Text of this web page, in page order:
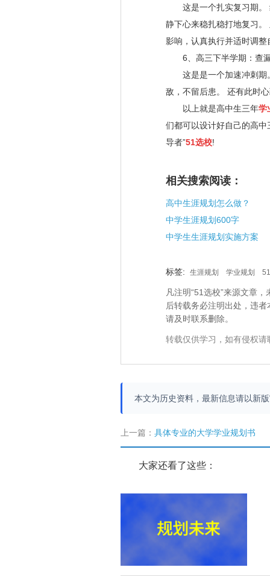
这是一个扎实复习期。
静下心来稳扎稳打地复习
影响，认真执行并适时调
6 、高三下半学期：查
这是是一个加速冲刺期
敌，不留后患。 还有此时
以上就是高中生三年学
们都可以设计好自己的高
导者”51选校!
相关搜索阅读：
高中生涯规划怎么做？
中学生涯规划600字
中学生生涯规划实施方案
标签: 生涯规划 学业规划
凡注明“51选校”来源文章
后转载务必注明出处，违
请及时联系删除。
转载仅供学习，如有侵权
本文为历史资料，最新信息请以新
上一篇： 具体专业的大学学业规划书
大家还看了这些：